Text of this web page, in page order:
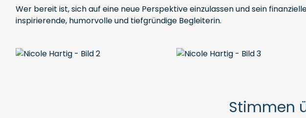
Wer bereit ist, sich auf eine neue Perspektive einzulassen und sein
inspirierende, humorvolle und tiefgründige Begleiterin.
Stimmen